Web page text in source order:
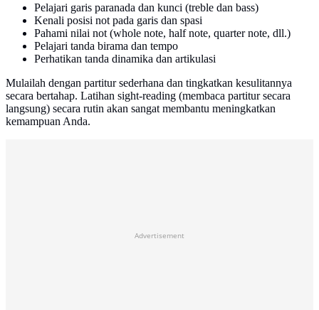
Pelajari garis paranada dan kunci (treble dan bass)
Kenali posisi not pada garis dan spasi
Pahami nilai not (whole note, half note, quarter note, dll.)
Pelajari tanda birama dan tempo
Perhatikan tanda dinamika dan artikulasi
Mulailah dengan partitur sederhana dan tingkatkan kesulitannya
secara bertahap. Latihan sight-reading (membaca partitur secara
langsung) secara rutin akan sangat membantu meningkatkan
kemampuan Anda.
Advertisement